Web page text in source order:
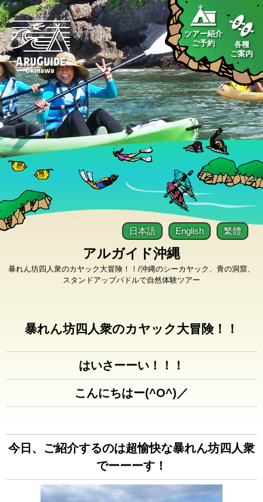
ツアー紹介
ご予約
各種
ご案内
アルガイド沖縄
暴れん坊四人衆のカヤック大冒険！！/沖縄のシーカヤック、青の洞窟、
スタンドアップパドルで自然体験ツアー
日本語 English 繁體
暴れん坊四人衆のカヤック大冒険！！
はいさーーい！！！
こんにちはー(^O^)／
今日、ご紹介するのは超愉快な暴れん坊四人衆
でーーーす！